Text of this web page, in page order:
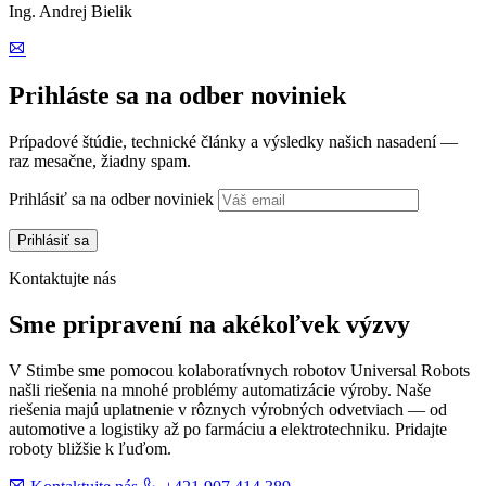
Ing. Andrej Bielik
Prihláste sa na odber noviniek
Prípadové štúdie, technické články a výsledky našich nasadení —
raz mesačne, žiadny spam.
Prihlásiť sa na odber noviniek
Kontaktujte nás
Sme pripravení na akékoľvek výzvy
V Stimbe sme pomocou kolaboratívnych robotov Universal Robots
našli riešenia na mnohé problémy automatizácie výroby. Naše
riešenia majú uplatnenie v rôznych výrobných odvetviach — od
automotive a logistiky až po farmáciu a elektrotechniku. Pridajte
roboty bližšie k ľuďom.